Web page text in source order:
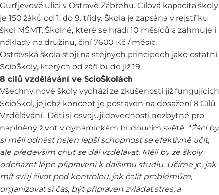
Gurťjevově ulici v Ostravě Zábřehu. Cílová kapacita školy
je 150 žáků od 1. do 9. třídy. Škola je zapsána v rejstříku
škol MŠMT. Školné, které se hradí 10 měsíců a zahrnuje i
náklady na družinu, činí 7600 Kč / měsíc.
Ostravská škola stojí na stejných principech jako ostatní
ScioŠkoly, kterých od září bude již 19.
8 cílů vzdělávání ve ScioŠkolách
Všechny nové školy vychází ze zkušeností již fungujících
ScioŠkol, jejichž koncept je postaven na dosažení8 Cílů
Vzdělávání. Děti si osvojují dovednosti nezbytné pro
naplněný život v dynamickém budoucím světě. “Žáci by
si měli odnést nejen lepší schopnost se efektivně učit,
ale především chuť se dál vzdělávat. Měli by ze školy
odcházet lépe připraveni k dalšímu studiu. Učíme je, jak
mít svůj život pod kontrolou, jak čelit problémům,
organizovat si čas, být připraven zvládat stres, a